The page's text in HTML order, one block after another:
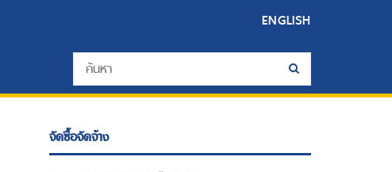
ENGLISH
จัดซื้อจัดจ้าง